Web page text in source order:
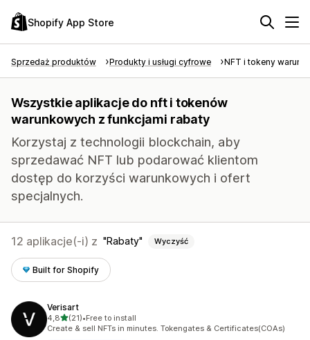
Shopify App Store
Sprzedaż produktów Produkty i usługi cyfrowe NFT i tokeny
Wszystkie aplikacje do nft i tokenów
warunkowych z funkcjami rabaty
Korzystaj z technologii blockchain, aby
sprzedawać NFT lub podarować klientom
dostęp do korzyści warunkowych i ofert
specjalnych.
12 aplikacje(-i) z Rabaty Wyczyść
Built for Shopify
Verisart
4,8na 5 gwiazdek
(21)
Łączna liczba recenzji: 21
•Free to install
Create & sell NFTs in minutes. Tokengates & Certificates(COAs)